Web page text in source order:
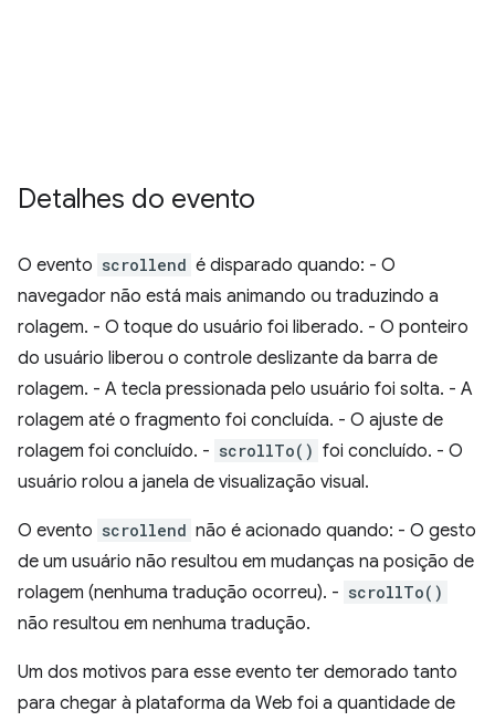
Detalhes do evento
O evento scrollend é disparado quando: - O
navegador não está mais animando ou traduzindo a
rolagem. - O toque do usuário foi liberado. - O ponteiro
do usuário liberou o controle deslizante da barra de
rolagem. - A tecla pressionada pelo usuário foi solta. - A
rolagem até o fragmento foi concluída. - O ajuste de
rolagem foi concluído. - scrollTo() foi concluído. - O
usuário rolou a janela de visualização visual.
O evento scrollend não é acionado quando: - O gesto
de um usuário não resultou em mudanças na posição de
rolagem (nenhuma tradução ocorreu). - scrollTo()
não resultou em nenhuma tradução.
Um dos motivos para esse evento ter demorado tanto
para chegar à plataforma da Web foi a quantidade de